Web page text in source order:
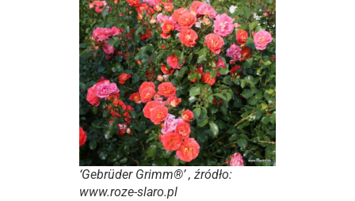
‘Gebrüder Grimm®’ , źródło:
www.roze-slaro.pl